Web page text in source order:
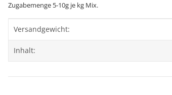
Zugabemenge 5-10g je kg Mix.
Produkteigenschaft
Wert
Versandgewicht:
Inhalt: